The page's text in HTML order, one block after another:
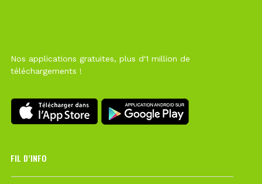
Nos applications gratuites, plus d'1 million de
téléchargements !
FIL D’INFO